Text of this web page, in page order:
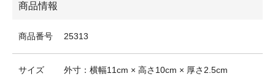
商品情報
商品番号 25313
サイズ 外寸：横幅11cm × 高さ10cm × 厚さ2.5cm